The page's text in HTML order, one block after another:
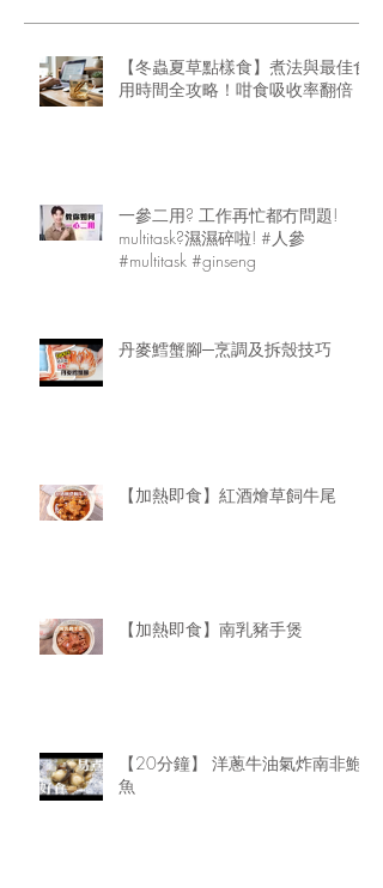
【冬蟲夏草點樣食】煮法與最佳食
用時間全攻略！咁食吸收率翻倍
一參二用? 工作再忙都冇問題!
multitask?濕濕碎啦! #人參
#multitask #ginseng
丹麥鱈蟹腳─烹調及拆殼技巧
【加熱即食】紅酒燴草飼牛尾
【加熱即食】南乳豬手煲
【20分鐘】 洋蔥牛油氣炸南非鮑
魚